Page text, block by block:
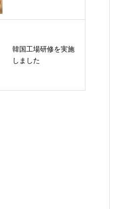
韓国工場研修を実施
しました